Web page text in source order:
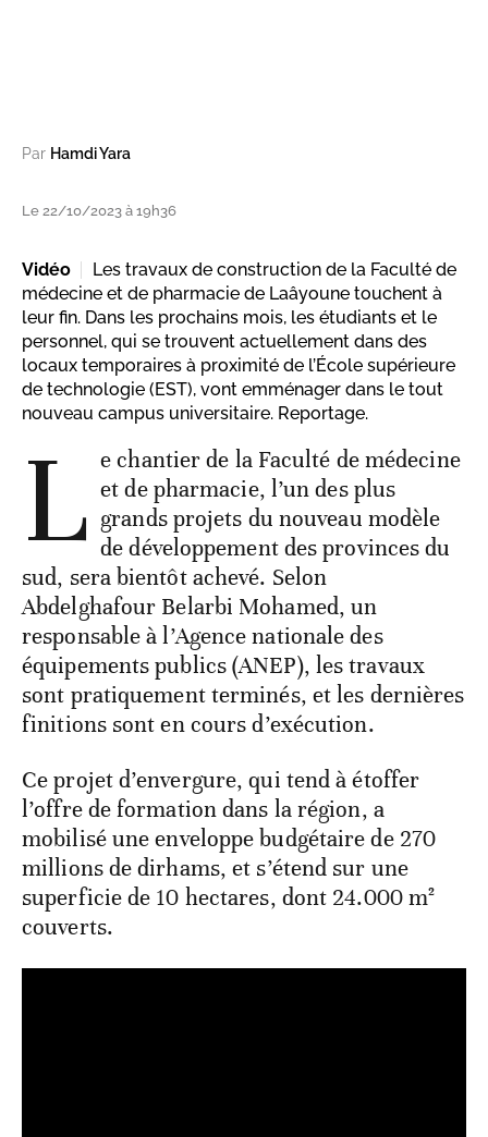
Par Hamdi Yara
Le 22/10/2023 à 19h36
Vidéo
Les travaux de construction de la Faculté de
médecine et de pharmacie de Laâyoune touchent à
leur fin. Dans les prochains mois, les étudiants et le
personnel, qui se trouvent actuellement dans des
locaux temporaires à proximité de l’École supérieure
de technologie (EST), vont emménager dans le tout
nouveau campus universitaire. Reportage.
L e chantier de la Faculté de médecine
et de pharmacie, l’un des plus
grands projets du nouveau modèle
de développement des provinces du
sud, sera bientôt achevé. Selon
Abdelghafour Belarbi Mohamed, un
responsable à l’Agence nationale des
équipements publics (ANEP), les travaux
sont pratiquement terminés, et les dernières
finitions sont en cours d’exécution.
Ce projet d’envergure, qui tend à étoffer
l’offre de formation dans la région, a
mobilisé une enveloppe budgétaire de 270
millions de dirhams, et s’étend sur une
superficie de 10 hectares, dont 24.000 m²
couverts.